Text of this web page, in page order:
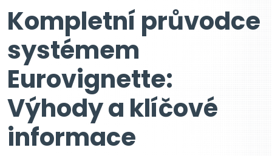
Kompletní průvodce
systémem
Eurovignette:
Výhody a klíčové
informace